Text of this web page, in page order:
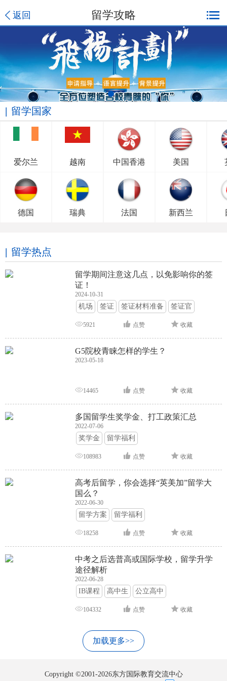
返回 留学攻略
留学国家
爱尔兰 越南 中国香港 美国
德国 瑞典 法国 新西兰
留学热点
留学期间注意这几点，以免影响你的签
证！
2024-10-31
机场 签证 签证材料准备 签证官
签证面试 签证申请攻略
5921 点赞 收藏
G5院校青睐怎样的学生？
2023-05-18
14465 点赞 收藏
多国留学生奖学金、打工政策汇总
2022-07-06
奖学金 留学福利
108983 点赞 收藏
高考后留学，你会选择“英美加”留学大
国么？
2022-06-30
留学方案 留学福利
18258 点赞 收藏
中考之后选普高或国际学校，留学升学
途径解析
2022-06-28
IB课程 高中生 公立高中
104332 点赞 收藏
加载更多>>
Copyright ©2001-2026东方国际教育交流中心